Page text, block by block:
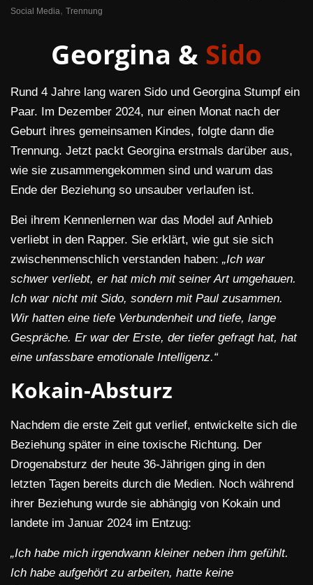
Social Media, Trennung
Georgina & Sido
Rund 4 Jahre lang waren Sido und Georgina Stumpf ein
Paar. Im Dezember 2024, nur einen Monat nach der
Geburt ihres gemeinsamen Kindes, folgte dann die
Trennung. Jetzt packt Georgina erstmals darüber aus,
wie sie zusammengekommen sind und warum das
Ende der Beziehung so unsauber verlaufen ist.
Bei ihrem Kennenlernen war das Model auf Anhieb
verliebt in den Rapper. Sie erklärt, wie gut sie sich
zwischenmenschlich verstanden haben: „Ich war
schwer verliebt, er hat mich mit seiner Art umgehauen.
Ich war nicht mit Sido, sondern mit Paul zusammen.
Wir hatten eine tiefe Verbundenheit und tiefe, lange
Gespräche. Er war der Erste, der tiefer gefragt hat, hat
eine unfassbare emotionale Intelligenz.“
Kokain-Absturz
Nachdem die erste Zeit gut verlief, entwickelte sich die
Beziehung später in eine toxische Richtung. Der
Drogenabsturz der heute 36-Jährigen ging in den
letzten Tagen bereits durch die Medien. Noch während
ihrer Beziehung wurde sie abhängig von Kokain und
landete im Januar 2024 im Entzug:
„Ich habe mich irgendwann kleiner neben ihm gefühlt.
Ich habe aufgehört zu arbeiten, hatte keine